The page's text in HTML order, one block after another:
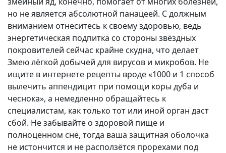
но не является абсолютной панацеей. С должным
вниманием отнеситесь к своему здоровью, ведь
энергетическая подпитка со стороны звёздных
покровителей сейчас крайне скудна, что делает
Змею лёгкой добычей для вирусов и микробов. Не
ищите в интернете рецепты вроде «1000 и 1 способ
вылечить аппендицит при помощи коры дуба и
чеснока», а немедленно обращайтесь к
специалистам, как только тот или иной орган даст
сбой. Не забывайте о здоровой пище и
полноценном сне, тогда ваша защитная оболочка
не истончится и не расползётся прорехами под